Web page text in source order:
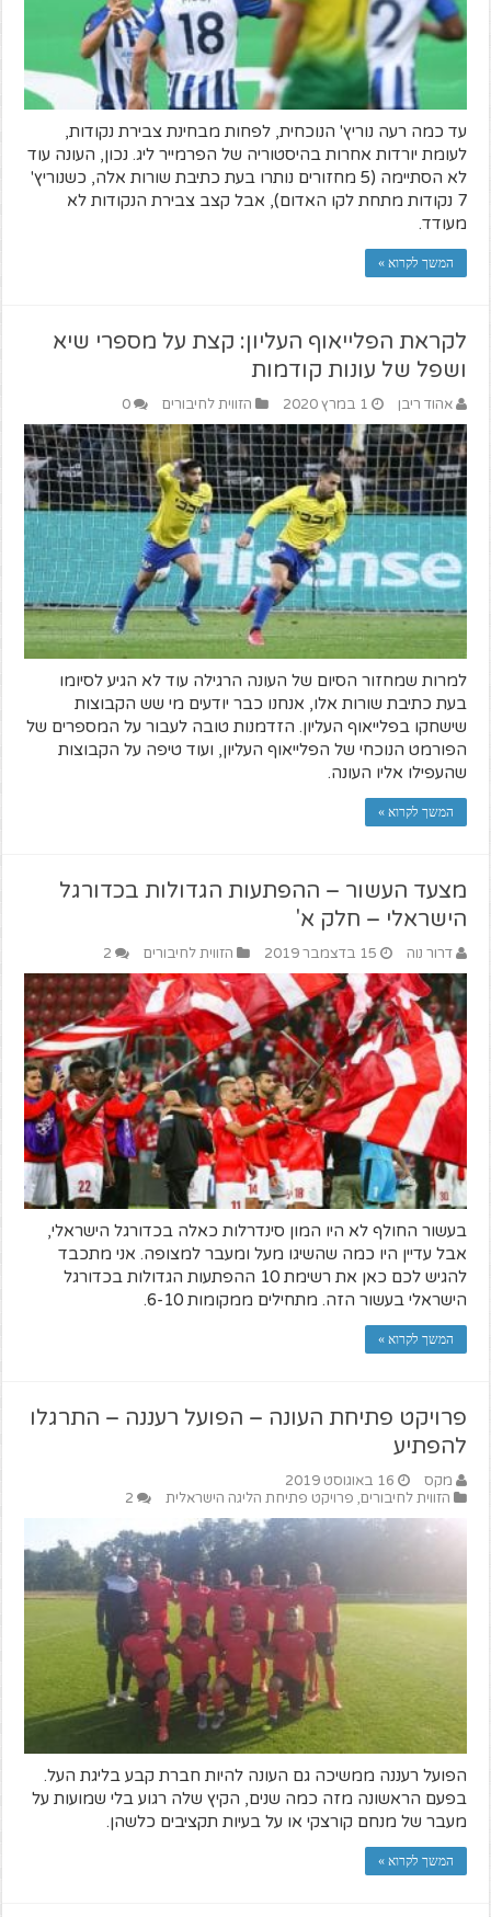
עד כמה רעה נוריץ' הנוכחית, לפחות מבחינת צבירת נקודות,
לעומת יורדות אחרות בהיסטוריה של הפרמייר ליג. נכון, העונה עוד
לא הסתיימה (5 מחזורים נותרו בעת כתיבת שורות אלה, כשנוריץ'
7 נקודות מתחת לקו האדום), אבל קצב צבירת הנקודות לא
מעודד.
המשך לקרוא »
לקראת הפלייאוף העליון: קצת על מספרי שיא
ושפל של עונות קודמות
אהוד ריבן 1 במרץ 2020 הזווית לחיבורים 0
למרות שמחזור הסיום של העונה הרגילה עוד לא הגיע לסיומו
בעת כתיבת שורות אלו, אנחנו כבר יודעים מי שש הקבוצות
שישחקו בפלייאוף העליון. הזדמנות טובה לעבור על המספרים של
הפורמט הנוכחי של הפלייאוף העליון, ועוד טיפה על הקבוצות
שהעפילו אליו העונה.
המשך לקרוא »
מצעד העשור – ההפתעות הגדולות בכדורגל
הישראלי – חלק א'
דרור נוה 15 בדצמבר 2019 הזווית לחיבורים 2
בעשור החולף לא היו המון סינדרלות כאלה בכדורגל הישראלי,
אבל עדיין היו כמה שהשיגו מעל ומעבר למצופה. אני מתכבד
להגיש לכם כאן את רשימת 10 ההפתעות הגדולות בכדורגל
הישראלי בעשור הזה. מתחילים ממקומות 6-10.
המשך לקרוא »
פרויקט פתיחת העונה – הפועל רעננה – התרגלו
להפתיע
מקס
16 באוגוסט 2019
הזווית לחיבורים, פרויקט פתיחת הליגה הישראלית 2
הפועל רעננה ממשיכה גם העונה להיות חברת קבע בליגת העל.
בפעם הראשונה מזה כמה שנים, הקיץ שלה רגוע בלי שמועות על
מעבר של מנחם קורצקי או על בעיות תקציבים כלשהן.
המשך לקרוא »